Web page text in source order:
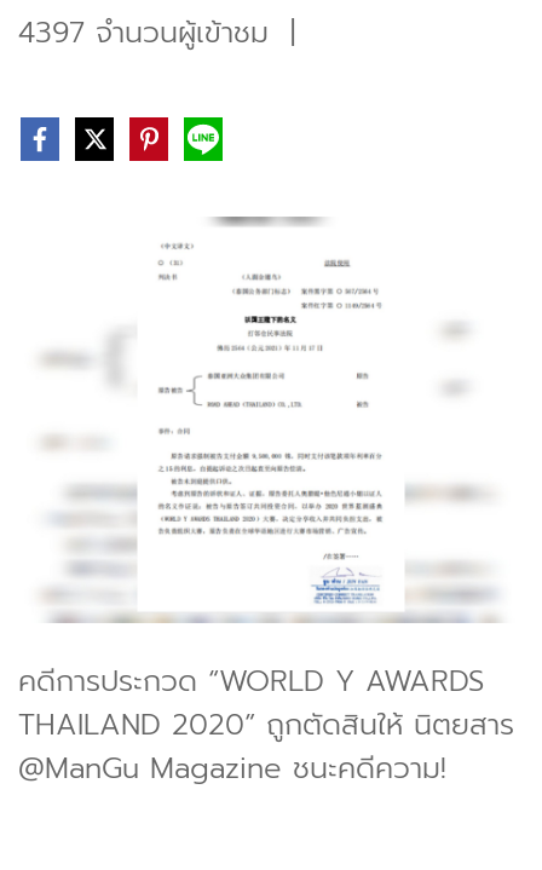
4397 จำนวนผู้เข้าชม |
คดีการประกวด “WORLD Y AWARDS
THAILAND 2020” ถูกตัดสินให้ นิตยสาร
@ManGu Magazine ชนะคดีความ!